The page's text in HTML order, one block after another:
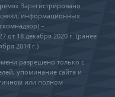
Зарегистрировано
информационных
–
18 декабря 2020 г. (ранее
2014 г.)
разрешено только с
упоминание сайта и
или полном